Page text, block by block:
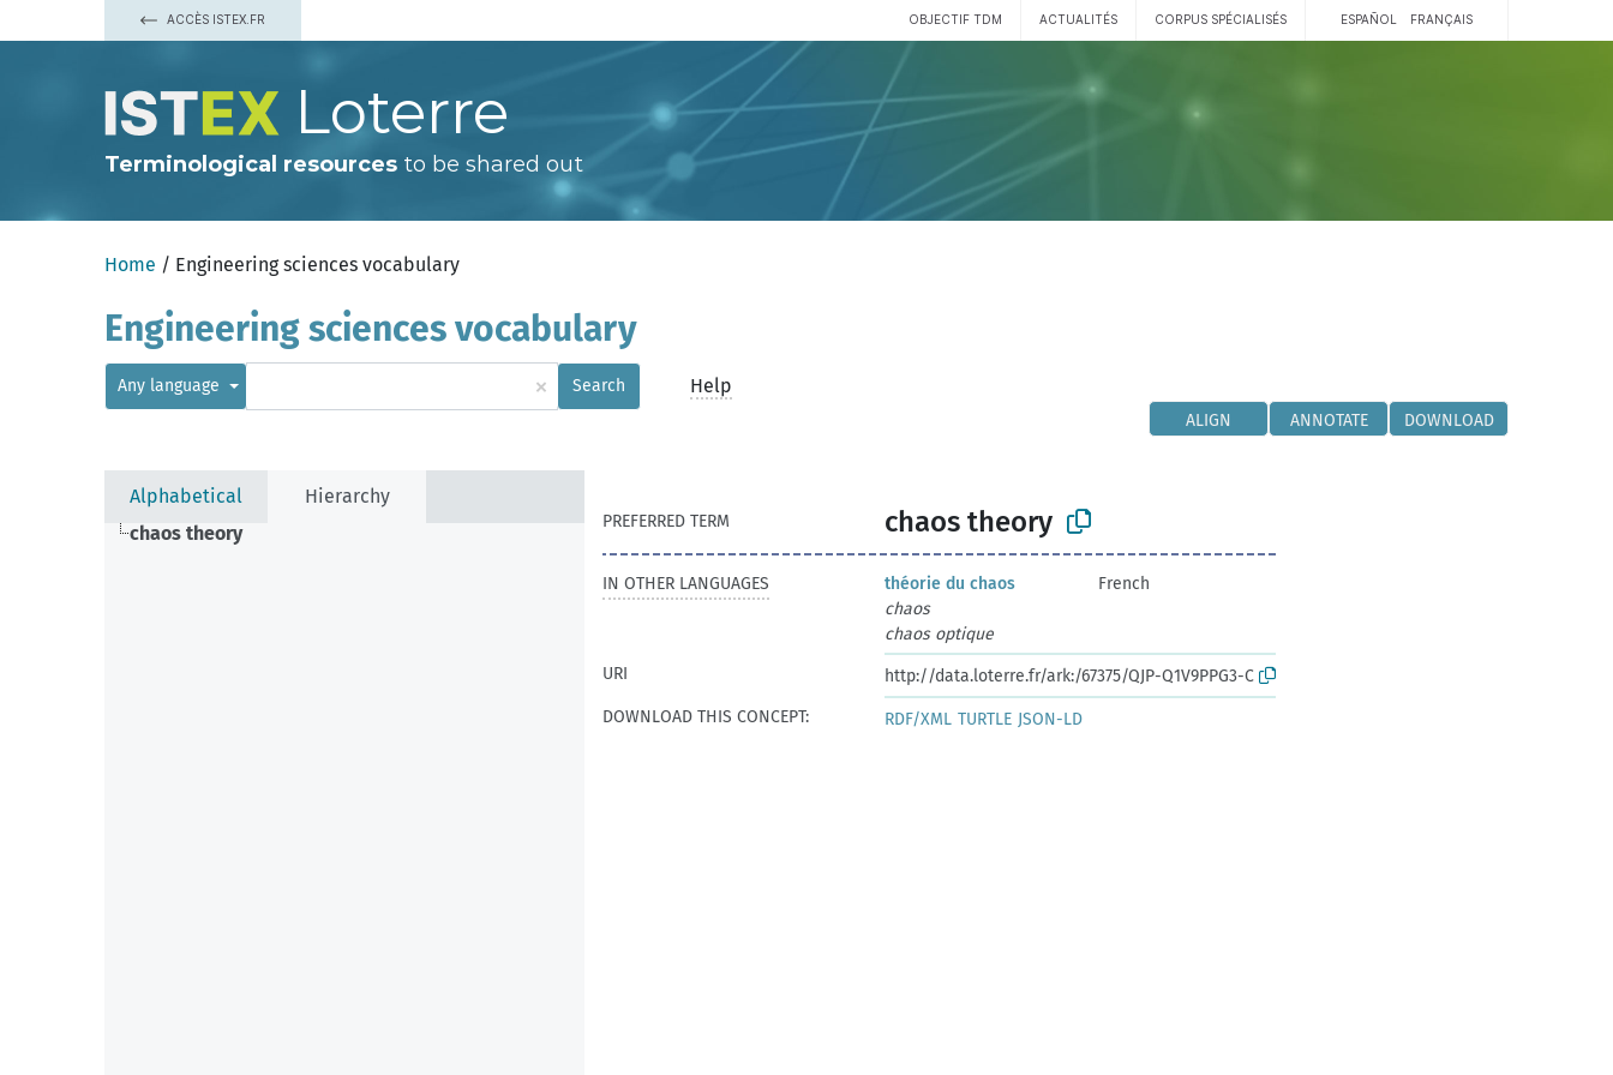
ACCÈS ISTEX.FR OBJECTIF TDM ACTUALITÉS CORPUS SPÉCIALISÉS ESPAÑOL FRANÇAIS
Loterre
Terminological resources to be shared out
Home / Engineering sciences vocabulary
Engineering sciences vocabulary
Any language × Search Help
ALIGN ANNOTATE DOWNLOAD
Alphabetical
Hierarchy
chaos theory
PREFERRED TERM chaos theory
IN OTHER LANGUAGES théorie du chaos
French
chaos
chaos optique
URI
http://data.loterre.fr/ark:/67375/QJP-Q1V9PPG3-C
DOWNLOAD THIS CONCEPT:
RDF/XML TURTLE JSON-LD